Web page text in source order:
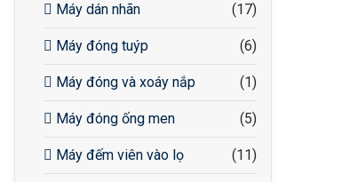
Máy dán nhãn (17)
Máy đóng tuýp (6)
Máy đóng và xoáy nắp (1)
Máy đóng ống men (5)
Máy đếm viên vào lọ (11)